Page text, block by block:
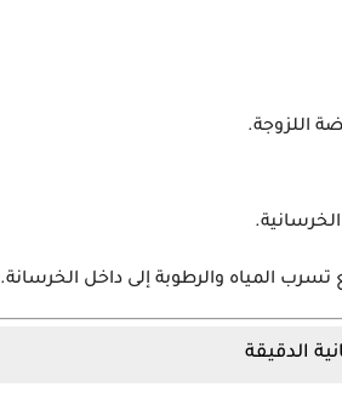
اللزوجة.
المياه والرطوبة إلى داخل الخرسانة.